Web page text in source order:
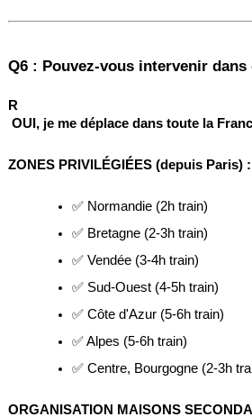
Q6 : Pouvez-vous intervenir
R
OUI, je me déplace dans toute la
ZONES PRIVILÉGIÉES (depuis Paris) :
✅ Normandie (2h train)
✅ Bretagne (2-3h train)
✅ Vendée (3-4h train)
✅ Sud-Ouest (4-5h train)
✅ Côte d'Azur (5-6h train)
✅ Alpes (5-6h train)
✅ Centre, Bourgogne (2-3h
ORGANISATION MAISONS